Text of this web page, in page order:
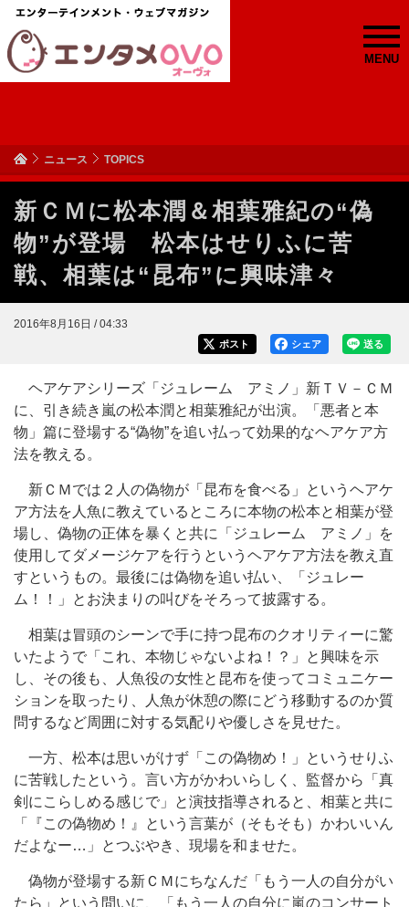
MENU
ニュース TOPICS
新ＣＭに松本潤＆相葉雅紀の“偽
物”が登場 松本はせりふに苦
戦、相葉は“昆布”に興味津々
2016年8月16日 / 04:33
送る
シェア
ポスト
ヘアケアシリーズ「ジュレーム アミノ」新ＴＶ－ＣＭ
に、引き続き嵐の松本潤と相葉雅紀が出演。「悪者と本
物」篇に登場する“偽物”を追い払って効果的なヘアケア方
法を教える。
新ＣＭでは２人の偽物が「昆布を食べる」というヘアケ
ア方法を人魚に教えているところに本物の松本と相葉が登
場し、偽物の正体を暴くと共に「ジュレーム アミノ」を
使用してダメージケアを行うというヘアケア方法を教え直
すというもの。最後には偽物を追い払い、「ジュレー
ム！！」とお決まりの叫びをそろって披露する。
相葉は冒頭のシーンで手に持つ昆布のクオリティーに驚
いたようで「これ、本物じゃないよね！？」と興味を示
し、その後も、人魚役の女性と昆布を使ってコミュニケー
ションを取ったり、人魚が休憩の際にどう移動するのか質
問するなど周囲に対する気配りや優しさを見せた。
一方、松本は思いがけず「この偽物め！」というせりふ
に苦戦したという。言い方がかわいらしく、監督から「真
剣にこらしめる感じで」と演技指導されると、相葉と共に
「『この偽物め！』という言葉が（そもそも）かわいいん
だよなー…」とつぶやき、現場を和ませた。
偽物が登場する新ＣＭにちなんだ「もう一人の自分がい
たら」という問いに、「もう一人の自分に嵐のコンサート